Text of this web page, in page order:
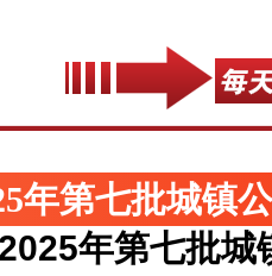
年第七批城镇
年第七批